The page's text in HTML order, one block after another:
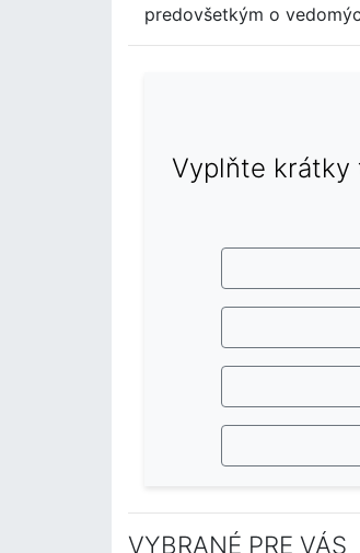
predovšetkým o
Vyplňte krátky
VYBRANÉ PRE VÁS
Občerstvenie pre ľudí
na diéte: chutné
Pochopenie kalórií v
Obmedzenie kalórií a